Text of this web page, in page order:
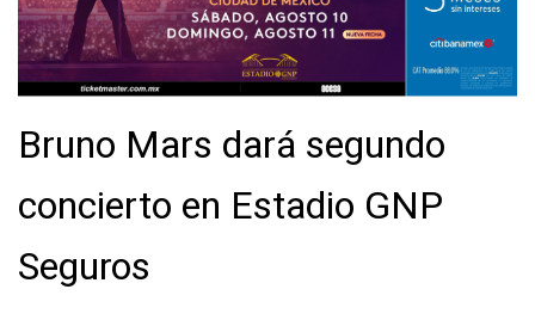
Bruno Mars dará segundo
concierto en Estadio GNP
Seguros